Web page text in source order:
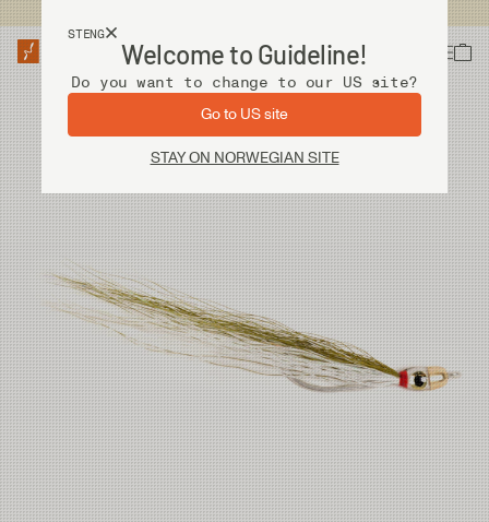
STENG
Welcome to Guideline!
Do you want to change to our US site?
Go to US site
STAY ON NORWEGIAN SITE